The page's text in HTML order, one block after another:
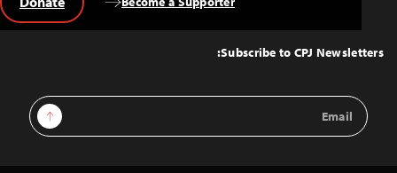
Top
Subscribe to CPJ Newsletters:
Email
Address
Sign Up